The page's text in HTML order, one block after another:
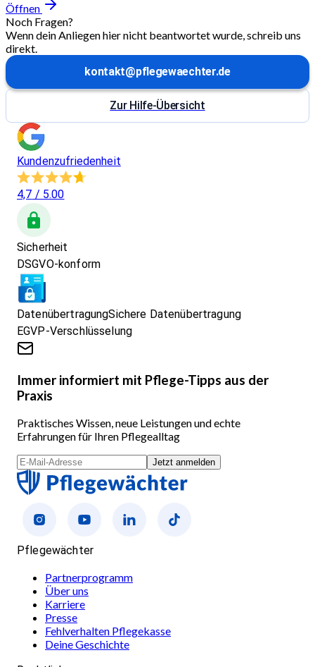
Öffnen
Noch Fragen?
Wenn dein Anliegen hier nicht beantwortet wurde, schreib uns
direkt.
kontakt@pflegewaechter.de
Zur Hilfe-Übersicht
Kundenzufriedenheit
4,7 / 5.00
Sicherheit
DSGVO-konform
DatenübertragungSichere Datenübertragung
EGVP-Verschlüsselung
Immer informiert mit Pflege-Tipps aus der
Praxis
Praktisches Wissen, neue Leistungen und echte
Erfahrungen für Ihren Pflegealltag
Jetzt anmelden
Pflegewächter
Partnerprogramm
Über uns
Karriere
Presse
Fehlverhalten Pflegekasse
Deine Geschichte